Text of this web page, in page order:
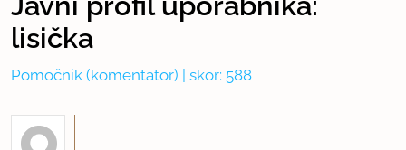
lisička
Pomočnik (komentator) | skor: 588